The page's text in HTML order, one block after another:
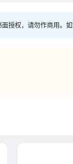
授权，请勿作商用。